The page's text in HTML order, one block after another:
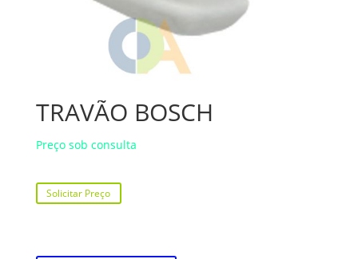
TRAVÃO BOSCH
Preço sob consulta
Solicitar Preço